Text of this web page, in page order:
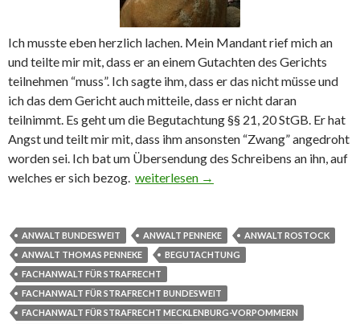
Ich musste eben herzlich lachen. Mein Mandant rief mich an
und teilte mir mit, dass er an einem Gutachten des Gerichts
teilnehmen “muss”. Ich sagte ihm, dass er das nicht müsse und
ich das dem Gericht auch mitteile, dass er nicht daran
teilnimmt. Es geht um die Begutachtung §§ 21, 20 StGB. Er hat
Angst und teilt mir mit, dass ihm ansonsten “Zwang” angedroht
worden sei. Ich bat um Übersendung des Schreibens an ihn, auf
welches er sich bezog. Bitte oder Vorführung?
weiterlesen →
ANWALT BUNDESWEIT ANWALT PENNEKE
ANWALT ROSTOCK
ANWALT THOMAS PENNEKE
BEGUTACHTUNG
FACHANWALT FÜR STRAFRECHT
FACHANWALT FÜR STRAFRECHT BUNDESWEIT
FACHANWALT FÜR STRAFRECHT MECKLENBURG-VORPOMMERN